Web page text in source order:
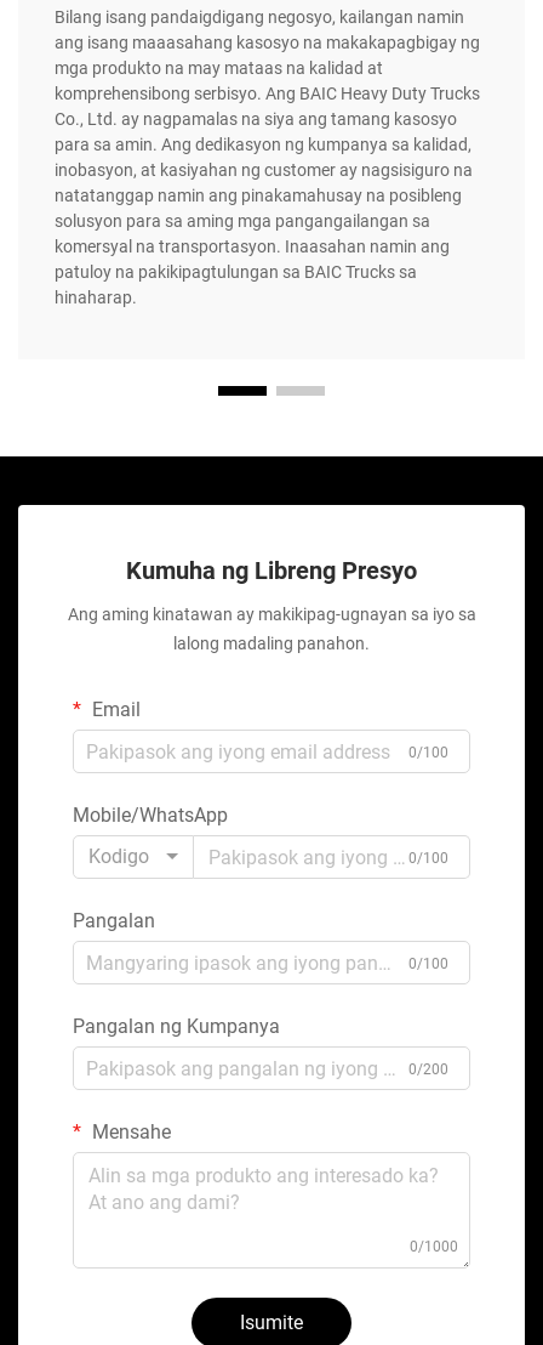
Bilang isang pandaigdigang negosyo, kailangan namin
ang isang maaasahang kasosyo na makakapagbigay ng
mga produkto na may mataas na kalidad at
komprehensibong serbisyo. Ang BAIC Heavy Duty Trucks
Co., Ltd. ay nagpamalas na siya ang tamang kasosyo
para sa amin. Ang dedikasyon ng kumpanya sa kalidad,
inobasyon, at kasiyahan ng customer ay nagsisiguro na
natatanggap namin ang pinakamahusay na posibleng
solusyon para sa aming mga pangangailangan sa
komersyal na transportasyon. Inaasahan namin ang
patuloy na pakikipagtulungan sa BAIC Trucks sa
hinaharap.
Kumuha ng Libreng Presyo
Ang aming kinatawan ay makikipag-ugnayan sa iyo sa
lalong madaling panahon.
Email
0/100
Mobile/WhatsApp
Kodigo
0/100
Pangalan
0/100
Pangalan ng Kumpanya
0/200
Mensahe
0/1000
Isumite